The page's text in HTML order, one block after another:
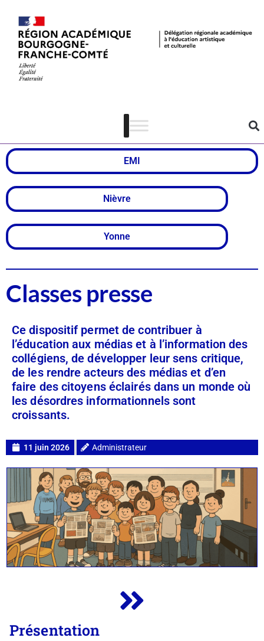
Classes presse
Dispositifs
EMI
Nièvre
Yonne
Classes presse
Ce dispositif permet de contribuer à
l’éducation aux médias et à l’information des
collégiens, de développer leur sens critique,
de les rendre acteurs des médias et d’en
faire des citoyens éclairés dans un monde où
les désordres informationnels sont
croissants.
11 juin 2026 Administrateur
Présentation